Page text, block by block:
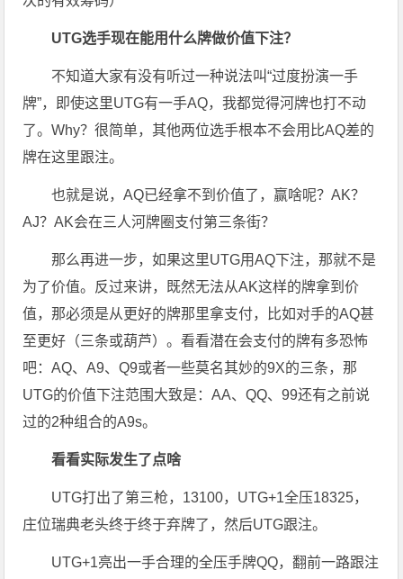
UTG选手现在能用什么牌做价值下注？
不知道大家有没有听过一种说法叫“过度扮演一手
牌”，即使这里UTG有一手AQ，我都觉得河牌也打不动
了。Why？很简单，其他两位选手根本不会用比AQ差的
牌在这里跟注。
也就是说，AQ已经拿不到价值了，赢啥呢？AK？
AJ？AK会在三人河牌圈支付第三条街？
那么再进一步，如果这里UTG用AQ下注，那就不是
为了价值。反过来讲，既然无法从AK这样的牌拿到价
值，那必须是从更好的牌那里拿支付，比如对手的AQ甚
至更好（三条或葫芦）。看看潜在会支付的牌有多恐怖
吧：AQ、A9、Q9或者一些莫名其妙的9X的三条，那
UTG的价值下注范围大致是：AA、QQ、99还有之前说
过的2种组合的A9s。
看看实际发生了点啥
UTG打出了第三枪，13100，UTG+1全压18325，
庄位瑞典老头终于终于弃牌了，然后UTG跟注。
UTG+1亮出一手合理的全压手牌QQ，翻前一路跟注